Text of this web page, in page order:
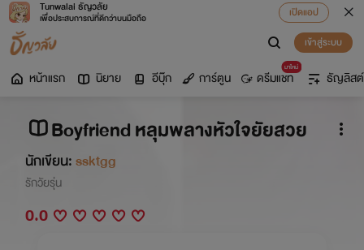
Tunwalai ธัญวลัย
เพื่อประสบการณ์ที่ดีกว่าบนมือถือ
เปิดแอป
เข้าสู่ระบบ
หน้าแรก นิยาย อีบุ๊ก การ์ตูน
มาใหม่
ดรีมแชท ธัญลิสต์
Boyfriend หลุมพลางหัวใจยัยสวย
นักเขียน:ssktgg
รักวัยรุ่น
0.0